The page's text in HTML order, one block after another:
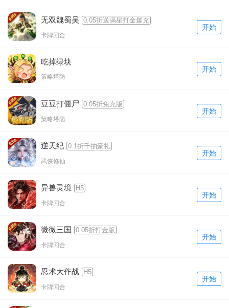
无双魏蜀吴 0.05折送满星打金爆充
卡牌回合
开始
吃掉绿块
策略塔防
开始
豆豆打僵尸 0.05折免充版
策略塔防
开始
逆天纪 0.1折千抽豪礼
武侠修仙
开始
异兽灵境 H5
卡牌回合
开始
微微三国 0.05折打金版
卡牌回合
开始
忍术大作战 H5
卡牌回合
开始